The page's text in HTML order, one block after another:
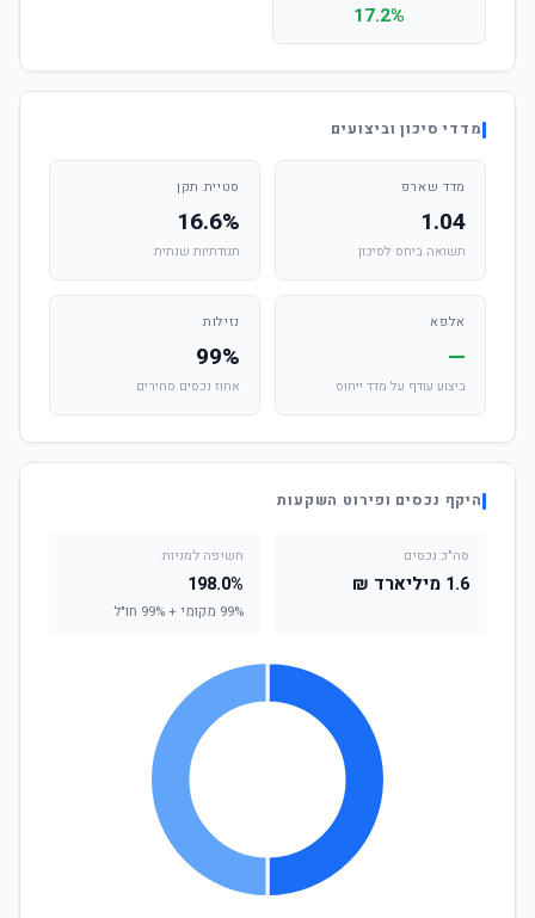
17.2%
מדדי סיכון וביצועים
מדד שארפ
1.04
תשואה ביחס לסיכון
סטיית תקן
16.6%
תנודתיות שנתית
אלפא
—
ביצוע עודף על מדד ייחוס
נזילות
99%
אחוז נכסים סחירים
היקף נכסים ופירוט השקעות
סה"כ נכסים
1.6 מיליארד ₪
חשיפה למניות
198.0%
99% מקומי + 99% חו"ל